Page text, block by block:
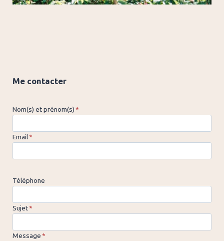
Me contacter
Nom(s) et prénom(s)*
Email*
Téléphone
Sujet*
Message*